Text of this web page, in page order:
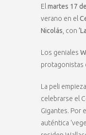
El martes 17
verano en el
Nicolás , con
Los geniales
protagonistas
La peli
celebrarse el
Gigantes. Por
auténtica